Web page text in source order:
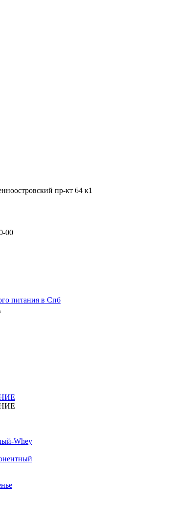
пр-кт 64 к1
00
Whey